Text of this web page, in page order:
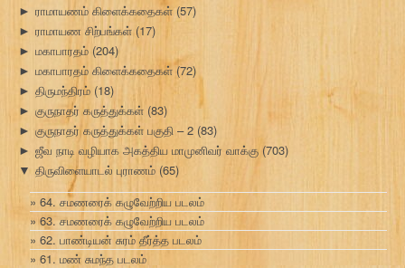
► ராமாயணம் கிளைக்கதைகள்(57)
► ராமாயண சிற்பங்கள் (17)
► மகாபாரதம் (204)
► மகாபாரதம் கிளைக்கதைகள்(72)
► திருமந்திரம் (18)
► குருநாதர் கருத்துக்கள் (83)
► குருநாதர் கருத்துக்கள் பகுதி – 2 (83)
► ஜீவ நாடி வழியாக அகத்திய மாமுனிவர் வாக்கு (703)
▼ திருவிளையாடல் புராணம் (65)
64. சமணரைக் கழுவேற்றிய படலம்
63. சமணரைக் கழுவேற்றிய படலம்
62. பாண்டியன் சுரம் தீர்த்த படலம்
61. மண் சுமந்த படலம்